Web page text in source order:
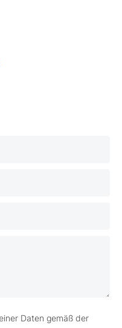
Daten gemäß der